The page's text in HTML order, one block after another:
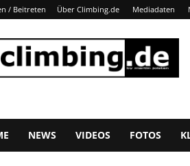
/ Beitreten Über Climbing.de Mediadaten
Climbing.de
NEWS VIDEOS FOTOS